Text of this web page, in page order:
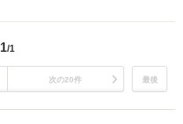
1/1
次の20件 最後